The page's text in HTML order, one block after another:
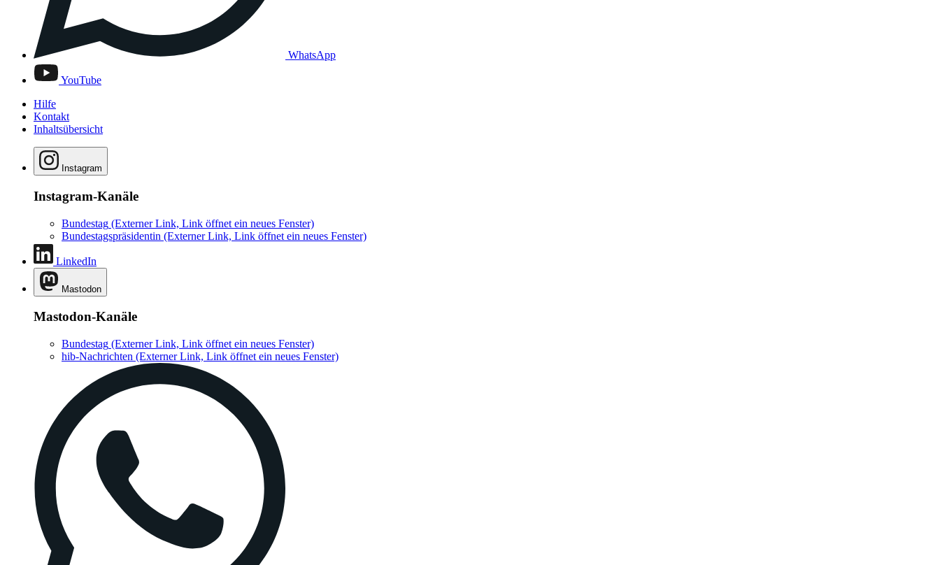
WhatsApp
YouTube
Hilfe
Kontakt
Inhaltsübersicht
Instagram
Instagram-Kanäle
Bundestag (Externer Link, Link öffnet ein neues Fenster)
Bundestagspräsidentin (Externer Link, Link öffnet ein neues Fenster)
LinkedIn
Mastodon
Mastodon-Kanäle
Bundestag (Externer Link, Link öffnet ein neues Fenster)
hib-Nachrichten (Externer Link, Link öffnet ein neues Fenster)